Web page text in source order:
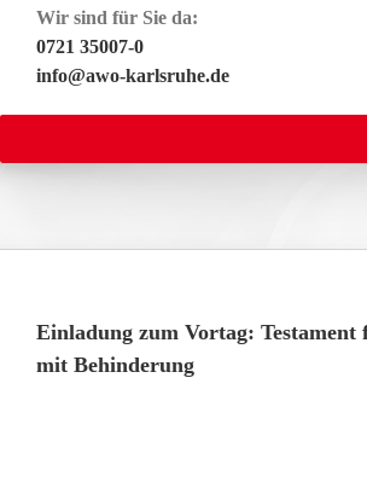
Wir sind für Sie da:
0721 35007-0
info@awo-karlsruhe.de
Einladung zum Vortag: Testament
mit Behinderung